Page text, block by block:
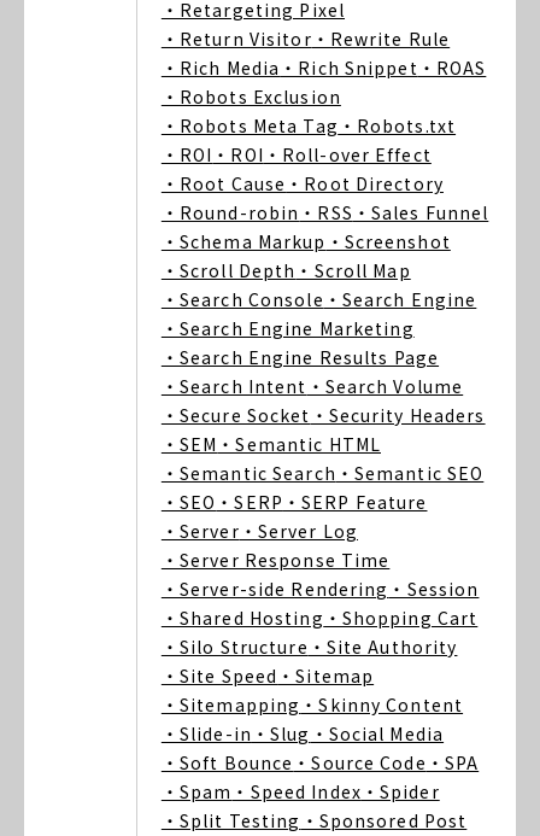
・Retargeting Pixel
・Return Visitor ・Rewrite Rule
・Rich Media ・Rich Snippet ・ROAS
・Robots Exclusion
・Robots Meta Tag ・Robots.txt
・ROI ・ROI ・Roll-over Effect
・Root Cause ・Root Directory
・Round-robin ・RSS ・Sales Funnel
・Schema Markup ・Screenshot
・Scroll Depth ・Scroll Map
・Search Console ・Search Engine
・Search Engine Marketing
・Search Engine Results Page
・Search Intent ・Search Volume
・Secure Socket ・Security Headers
・SEM ・Semantic HTML
・Semantic Search ・Semantic SEO
・SEO ・SERP ・SERP Feature
・Server ・Server Log
・Server Response Time
・Server-side Rendering ・Session
・Shared Hosting ・Shopping Cart
・Silo Structure ・Site Authority
・Site Speed ・Sitemap
・Sitemapping ・Skinny Content
・Slide-in ・Slug ・Social Media
・Soft Bounce ・Source Code ・SPA
・Spam ・Speed Index ・Spider
・Split Testing ・Sponsored Post